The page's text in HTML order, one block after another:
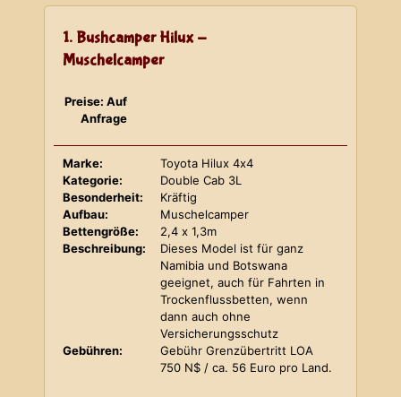
1. Bushcamper Hilux -
Muschelcamper
Preise: Auf
Anfrage
Marke:
Toyota Hilux 4x4
Kategorie:
Double Cab 3L
Besonderheit:
Kräftig
Aufbau:
Muschelcamper
Bettengröße:
2,4 x 1,3m
Beschreibung:
Dieses Model ist für ganz
Namibia und Botswana
geeignet, auch für Fahrten in
Trockenflussbetten, wenn
dann auch ohne
Versicherungsschutz
Gebühren:
Gebühr Grenzübertritt LOA
750 N$ / ca. 56 Euro pro Land.